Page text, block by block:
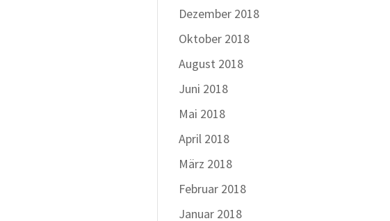
Dezember 2018
Oktober 2018
August 2018
Juni 2018
Mai 2018
April 2018
März 2018
Februar 2018
Januar 2018